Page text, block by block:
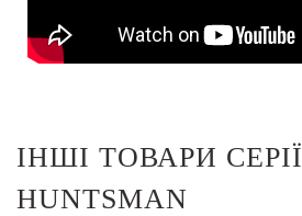
ІНШІ ТОВАРИ СЕРІЇ
HUNTSMAN